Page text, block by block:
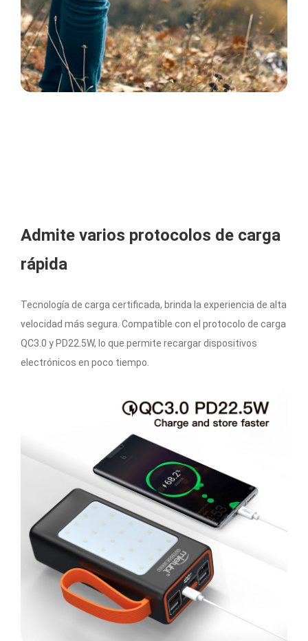
Admite varios protocolos de carga
rápida
Tecnología de carga certificada, brinda la experiencia de alta
velocidad más segura. Compatible con el protocolo de carga
QC3.0 y PD22.5W, lo que permite recargar dispositivos
electrónicos en poco tiempo.